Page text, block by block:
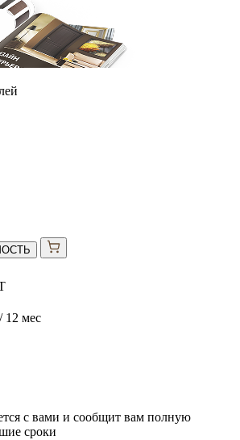
/ 12 мес
с вами и сообщит вам полную
сроки